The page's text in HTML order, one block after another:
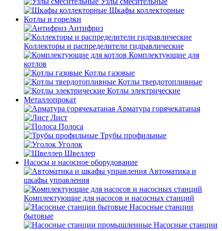
Шкафы коллекторные
Котлы и горелки
Антифриз
Коллекторы и распределители гидравлические
Комплектующие для
котлов
Котлы газовые
Котлы твердотопливные
Котлы электрические
Металлопрокат
Арматура горячекатаная
Лист
Полоса
Трубы профильные
Уголок
Швеллер
Насосы и насосное оборудование
Автоматика и
шкафы управления
Комплектующие для насосов и насосных станций
Насосные станции
бытовые
Насосные станции